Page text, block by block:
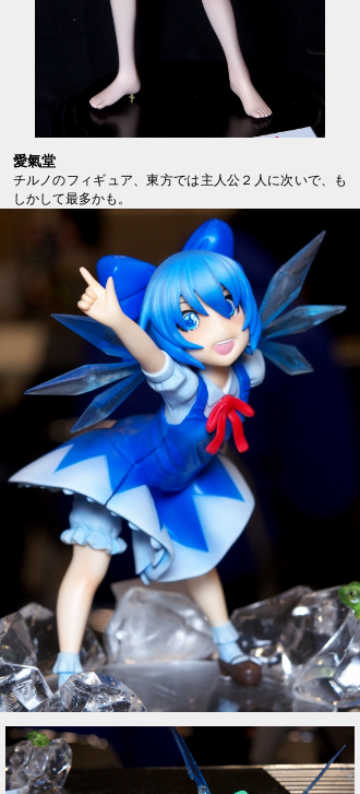
愛氣堂
チルノのフィギュア、東方では主人公２人に次いで、も
しかして最多かも。